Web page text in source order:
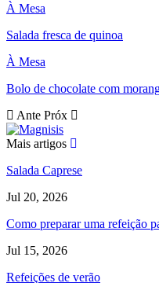
À Mesa
Salada fresca de quinoa
À Mesa
Bolo de chocolate com
Ante Próx
Mais artigos
Salada Caprese
Jul 20, 2026
Como preparar uma refeição
Jul 15, 2026
Refeições de verão